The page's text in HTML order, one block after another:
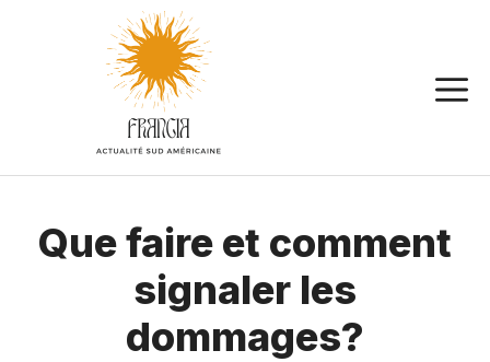
Que faire et comment
signaler les
dommages?